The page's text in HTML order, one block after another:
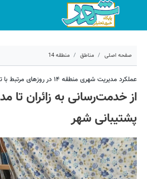
صفحه اصلی مناطق منطقه 14
۱۶ تیر ۱۴۰۵ - ۱۳:۴۲
کد مطلب:83107
عملکرد مدیریت شهری منطقه ۱۴ در روزهای مرتبط با تشیع رهبر شهید؛
از خدمت‌رسانی به زائران تا
پشتیبانی شهر